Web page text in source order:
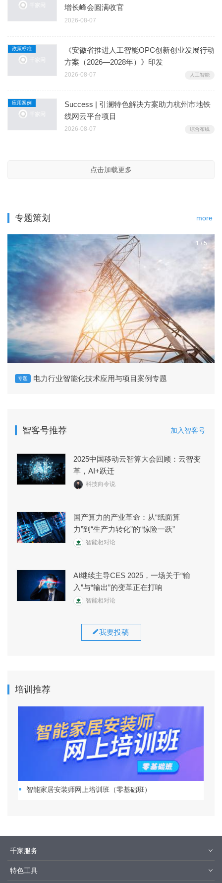
增长峰会圆满收官
2026-08-07
政策标准
《安徽省推进人工智能OPC创新创业发展行动
方案（2026—2028年）》印发
2026-08-07 人工智能
应用案例
Success | 引澜特色解决方案助力杭州市地铁
线网云平台项目
2026-08-07 综合布线
点击加载更多
专题策划 more
专题 电力行业智能化技术应用与项目案例专题
1 / 5
智客号推荐 加入智客号
2025中国移动云智算大会回顾：云智变
革，AI+跃迁
科技向令说
国产算力的产业革命：从“纸面算
力”到“生产力转化”的“惊险一跃”
智能相对论
AI继续主导CES 2025，一场关于“输
入”与“输出”的变革正在打响
智能相对论
我要投稿
培训推荐
智能家居安装师网上培训班（零基础班）
千家服务
特色工具